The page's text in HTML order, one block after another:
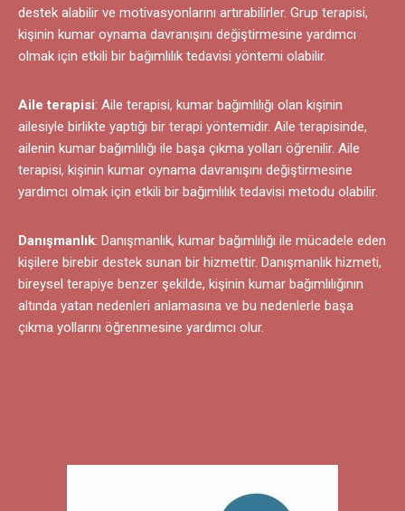
destek alabilir ve motivasyonlarını artırabilirler. Grup terapisi,
kişinin kumar oynama davranışını değiştirmesine yardımcı
olmak için etkili bir bağımlılık tedavisi yöntemi olabilir.
Aile terapisi: Aile terapisi, kumar bağımlılığı olan kişinin
ailesiyle birlikte yaptığı bir terapi yöntemidir. Aile terapisinde,
ailenin kumar bağımlılığı ile başa çıkma yolları öğrenilir. Aile
terapisi, kişinin kumar oynama davranışını değiştirmesine
yardımcı olmak için etkili bir bağımlılık tedavisi metodu olabilir.
Danışmanlık: Danışmanlık, kumar bağımlılığı ile mücadele eden
kişilere birebir destek sunan bir hizmettir. Danışmanlık hizmeti,
bireysel terapiye benzer şekilde, kişinin kumar bağımlılığının
altında yatan nedenleri anlamasına ve bu nedenlerle başa
çıkma yollarını öğrenmesine yardımcı olur.